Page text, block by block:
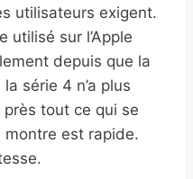
utilisateurs exigent.
utilisé sur l’Apple
depuis que la
série 4 n’a plus
tout ce qui se
montre est rapide.